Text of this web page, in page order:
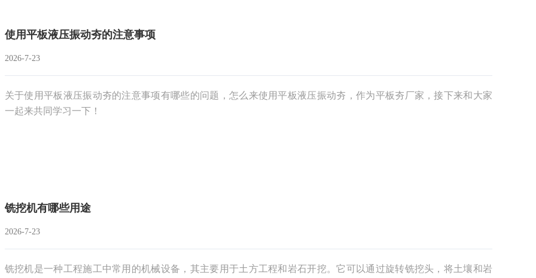
使用平板液压振动夯的注意事项
2026-7-23
关于使用平板液压振动夯的注意事项有哪些的问题，怎么来使用平板液压振动夯，作为平板夯厂家，接下来和大家
一起来共同学习一下！
铣挖机有哪些用途
2026-7-23
铣挖机是一种工程施工中常用的机械设备，其主要用于土方工程和岩石开挖。它可以通过旋转铣挖头，将土壤和岩